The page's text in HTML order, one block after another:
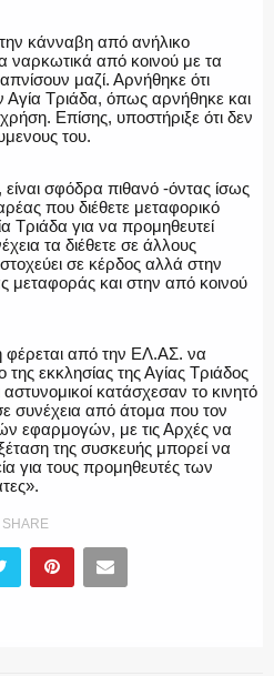
κάνναβη από ανήλικο
ναρκωτικά από κοινού με τα
μαζί. Αρνήθηκε ότι
Τριάδα, όπως αρνήθηκε και
Επίσης, υποστήριξε ότι δεν
του.
σφόδρα πιθανό -όντας ίσως
που διέθετε μεταφορικό
Τριάδα για να προμηθευτεί
τα διέθετε σε άλλους
σε κέρδος αλλά στην
μεταφοράς και στην από κοινού
από την ΕΛ.ΑΣ. να
εκκλησίας της Αγίας Τριάδος
κατάσχεσαν το κινητό
συνέχεια από άτομα που τον
εφαρμογών, με τις Αρχές να
της συσκευής μπορεί να
για τους προμηθευτές των
SHARE